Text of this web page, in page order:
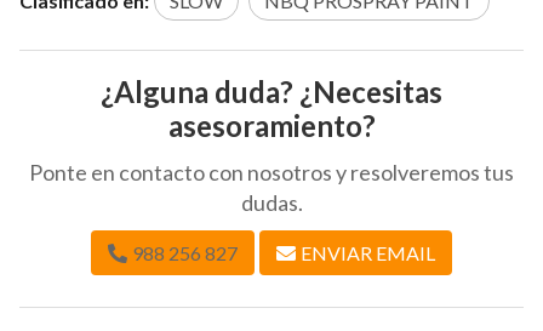
¿Alguna duda? ¿Necesitas
asesoramiento?
Ponte en contacto con nosotros y resolveremos tus
dudas.
988 256 827 ENVIAR EMAIL